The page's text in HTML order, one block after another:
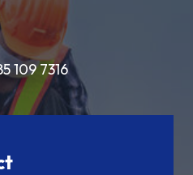
109 7316